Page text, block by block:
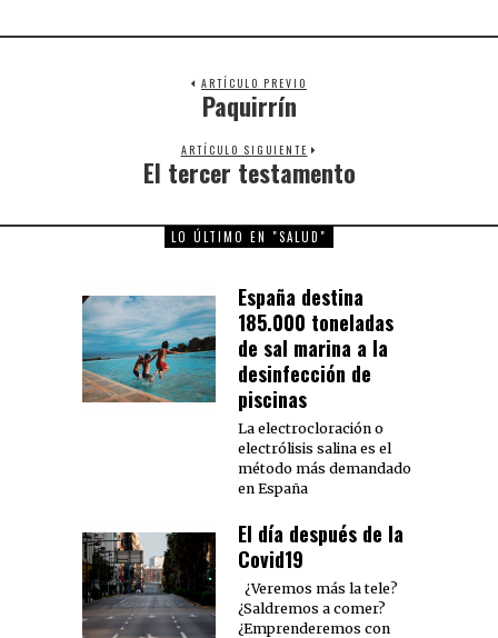
ARTÍCULO PREVIO
Previous
Paquirrín
ARTÍCULO SIGUIENTE
Next
El tercer testamento
LO ÚLTIMO EN "SALUD"
España destina
185.000 toneladas
de sal marina a la
desinfección de
piscinas
La electrocloración o
electrólisis salina es el
método más demandado
en España
El día después de la
Covid19
¿Veremos más la tele?
¿Saldremos a comer?
¿Emprenderemos con